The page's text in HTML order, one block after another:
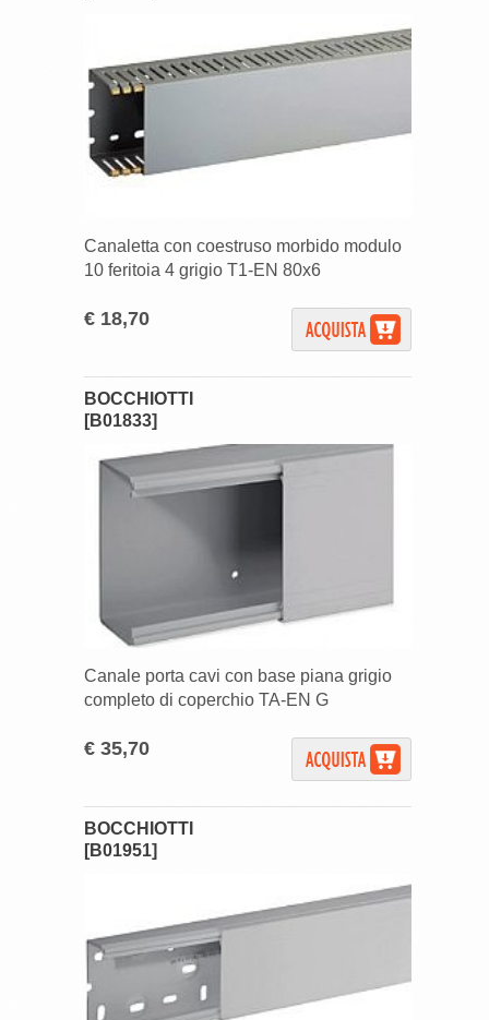
Canaletta con coestruso morbido modulo
10 feritoia 4 grigio T1-EN 80x6
€ 18,70
BOCCHIOTTI
[B01833]
Canale porta cavi con base piana grigio
completo di coperchio TA-EN G
€ 35,70
BOCCHIOTTI
[B01951]